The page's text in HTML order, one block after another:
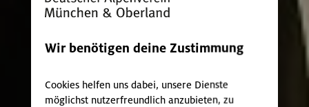
Wir benötigen deine Zustimmung
Cookies helfen uns dabei, unsere Dienste
möglichst nutzerfreundlich anzubieten, zu